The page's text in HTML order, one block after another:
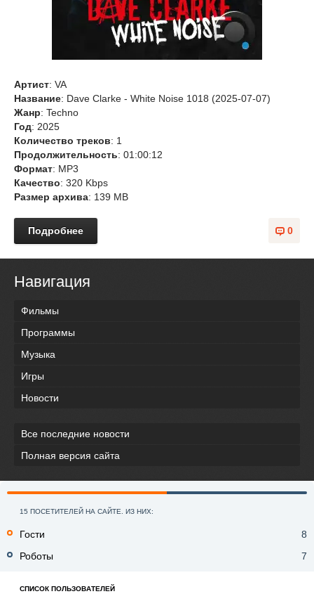
Артист: VA
Название: Dave Clarke - White Noise 1018 (2025-07-07)
Жанр: Techno
Год: 2025
Количество треков: 1
Продолжительность: 01:00:12
Формат: MP3
Качество: 320 Kbps
Размер архива: 139 MB
0
Подробнее
Навигация
Фильмы
Программы
Музыка
Игры
Новости
Все последние новости
Полная версия сайта
15 ПОСЕТИТЕЛЕЙ НА САЙТЕ. ИЗ НИХ:
Гости
8
Роботы
7
СПИСОК ПОЛЬЗОВАТЕЛЕЙ